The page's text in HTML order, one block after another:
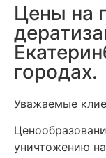
Цены на
городах.
Уважаемые
уничтожению